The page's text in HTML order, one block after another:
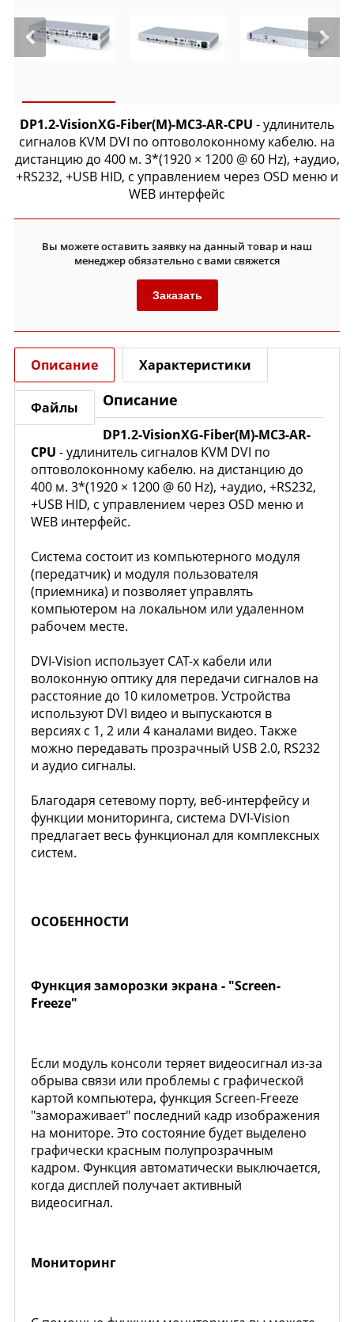
DP1.2-VisionXG-Fiber(M)-MC3-AR-CPU - удлинитель
сигналов KVM DVI по оптоволоконному кабелю. на
дистанцию до 400 м. 3*(1920 × 1200 @ 60 Hz), +аудио,
+RS232, +USB HID, c управлением через OSD меню и
WEB интерфейс
Вы можете оставить заявку на данный товар и наш
менеджер обязательно с вами свяжется
Заказать
Описание Характеристики
Файлы Описание
DP1.2-VisionXG-Fiber(M)-MC3-AR-
CPU - удлинитель сигналов KVM DVI по
оптоволоконному кабелю. на дистанцию до
400 м. 3*(1920 × 1200 @ 60 Hz), +аудио, +RS232,
+USB HID, c управлением через OSD меню и
WEB интерфейс.
Система состоит из компьютерного модуля
(передатчик) и модуля пользователя
(приемника) и позволяет управлять
компьютером на локальном или удаленном
рабочем месте.
DVI-Vision использует CAT-х кабели или
волоконную оптику для передачи сигналов на
расстояние до 10 километров. Устройства
используют DVI видео и выпускаются в
версиях с 1, 2 или 4 каналами видео. Также
можно передавать прозрачный USB 2.0, RS232
и аудио сигналы.
Благодаря сетевому порту, веб-интерфейсу и
функции мониторинга, система DVI-Vision
предлагает весь функционал для комплексных
систем.
ОСОБЕННОСТИ
Функция заморозки экрана - "Screen-
Freeze"
Если модуль консоли теряет видеосигнал из-за
обрыва связи или проблемы с графической
картой компьютера, функция Screen-Freeze
"замораживает" последний кадр изображения
на мониторе. Это состояние будет выделено
графически красным полупрозрачным
кадром. Функция автоматически выключается,
когда дисплей получает активный
видеосигнал.
Мониторинг